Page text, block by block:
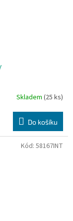
Skladem (25 ks)
Do košíku
Kód: 58167INT